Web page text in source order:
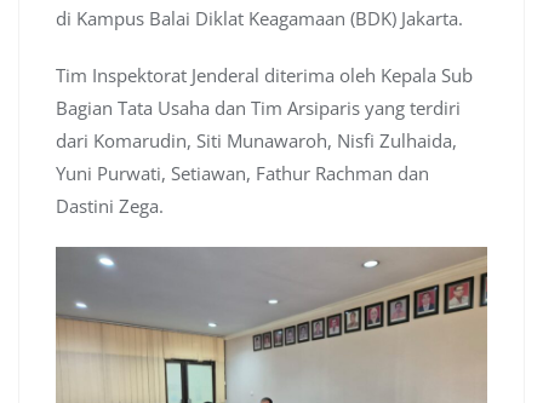
di Kampus Balai Diklat Keagamaan (BDK) Jakarta.
Tim Inspektorat Jenderal diterima oleh Kepala Sub
Bagian Tata Usaha dan Tim Arsiparis yang terdiri
dari Komarudin, Siti Munawaroh, Nisfi Zulhaida,
Yuni Purwati, Setiawan, Fathur Rachman dan
Dastini Zega.